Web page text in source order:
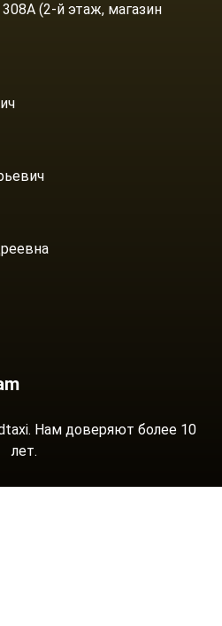
(2-й этаж, магазин
Нам доверяют более 10
лет.